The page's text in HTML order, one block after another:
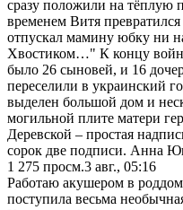
сразу положили на тёплую
временем Витя
отпускал мамину юбку ни
Хвостиком…" К концу
было 26 сыновей, и 16
переселили в украинский
выделен большой дом и
могильной плите матери
Деревской – простая
сорок две подписи. Анна
1 275 просм.3 авг., 05:16
Работаю акушером в
поступила весьма